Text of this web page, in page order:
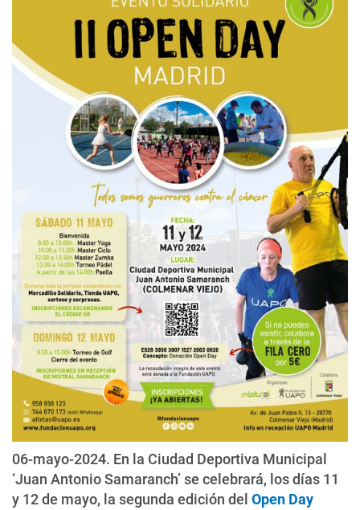
06-mayo-2024. En la Ciudad Deportiva Municipal
‘Juan Antonio Samaranch’ se celebrará, los días 11
y 12 de mayo, la segunda edición del Open Day